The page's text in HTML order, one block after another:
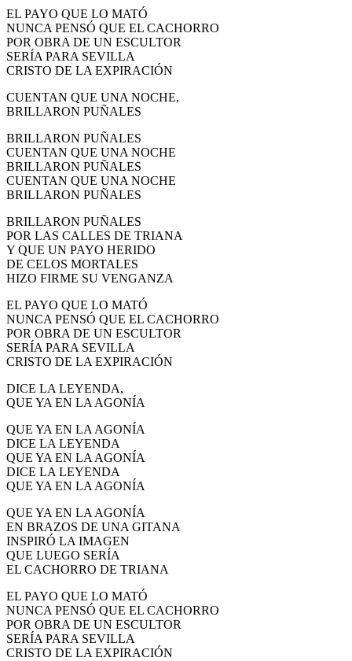
EL PAYO QUE LO MATÓ
NUNCA PENSÓ QUE EL CACHORRO
POR OBRA DE UN ESCULTOR
SERÍA PARA SEVILLA
CRISTO DE LA EXPIRACIÓN
CUENTAN QUE UNA NOCHE,
BRILLARON PUÑALES
BRILLARON PUÑALES
CUENTAN QUE UNA NOCHE
BRILLARON PUÑALES
CUENTAN QUE UNA NOCHE
BRILLARON PUÑALES
BRILLARON PUÑALES
POR LAS CALLES DE TRIANA
Y QUE UN PAYO HERIDO
DE CELOS MORTALES
HIZO FIRME SU VENGANZA
EL PAYO QUE LO MATÓ
NUNCA PENSÓ QUE EL CACHORRO
POR OBRA DE UN ESCULTOR
SERÍA PARA SEVILLA
CRISTO DE LA EXPIRACIÓN
DICE LA LEYENDA,
QUE YA EN LA AGONÍA
QUE YA EN LA AGONÍA
DICE LA LEYENDA
QUE YA EN LA AGONÍA
DICE LA LEYENDA
QUE YA EN LA AGONÍA
QUE YA EN LA AGONÍA
EN BRAZOS DE UNA GITANA
INSPIRÓ LA IMAGEN
QUE LUEGO SERÍA
EL CACHORRO DE TRIANA
EL PAYO QUE LO MATÓ
NUNCA PENSÓ QUE EL CACHORRO
POR OBRA DE UN ESCULTOR
SERÍA PARA SEVILLA
CRISTO DE LA EXPIRACIÓN